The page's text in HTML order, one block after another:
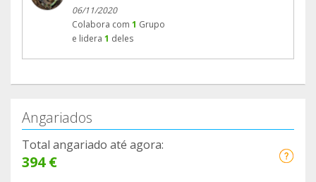
06/11/2020
Colabora com 1 Grupo
e lidera 1 deles
Angariados
Total angariado até agora:
394 €